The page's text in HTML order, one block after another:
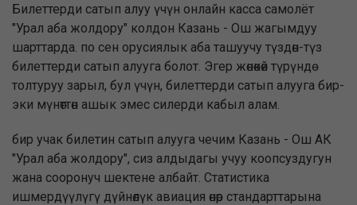
Билеттерди сатып алуу үчүн онлайн касса самолёт
"Урал аба жолдору" колдон Казань - Ош жагымдуу
шарттарда. по сен орусиялык аба ташуучу түздөн-түз
билеттерди сатып алууга болот. Эгер жөнөкөй түрүндө
толтуруу зарыл, бул үчүн, билеттерди сатып алууга бир-
эки мүнөттөн ашык эмес силерди кабыл алам.
бир учак билетин сатып алууга чечим Казань - Ош АК
"Урал аба жолдору", сиз алдыдагы учуу коопсуздугун
жана сооронуч шектене албайт. Статистика
ишмердүүлүгү дүйнөлүк авиация өнөр стандарттарына